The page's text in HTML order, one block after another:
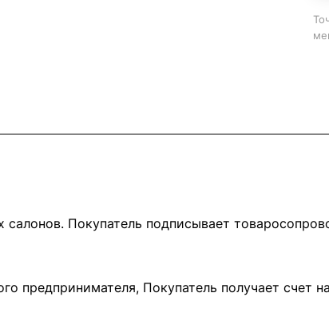
Покупатель подписывает
предпринимателя, Покупатель получает счет